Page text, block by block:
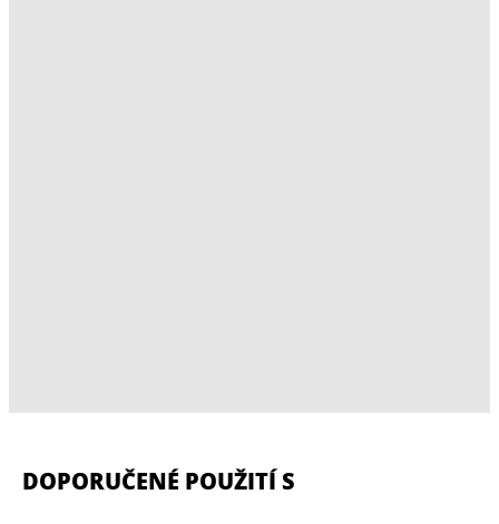
DOPORUČENÉ POUŽITÍ S